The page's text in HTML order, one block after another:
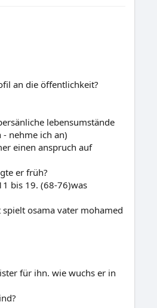
an die öffentlichkeit?
lebensumstände
nehme ich an)
einen anspruch auf
er früh?
bis 19. (68-76)was
osama vater mohamed
für ihn. wie wuchs er in